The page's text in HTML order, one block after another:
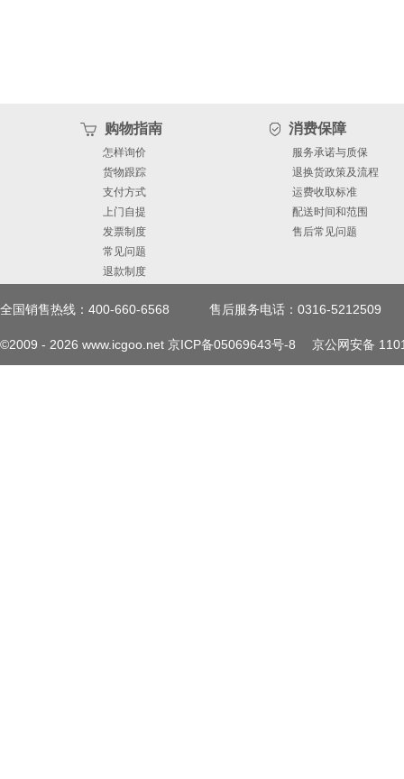
购物指南
怎样询价
货物跟踪
支付方式
上门自提
发票制度
常见问题
退款制度
消费保障
服务承诺与质保
退换货政策及流程
运费收取标准
配送时间和范围
售后常见问题
全国销售热线：400-660-6568 售后服务电话：0316-5212509
©2009 - 2026 www.icgoo.net 京ICP备05069643号-8 京公网安备